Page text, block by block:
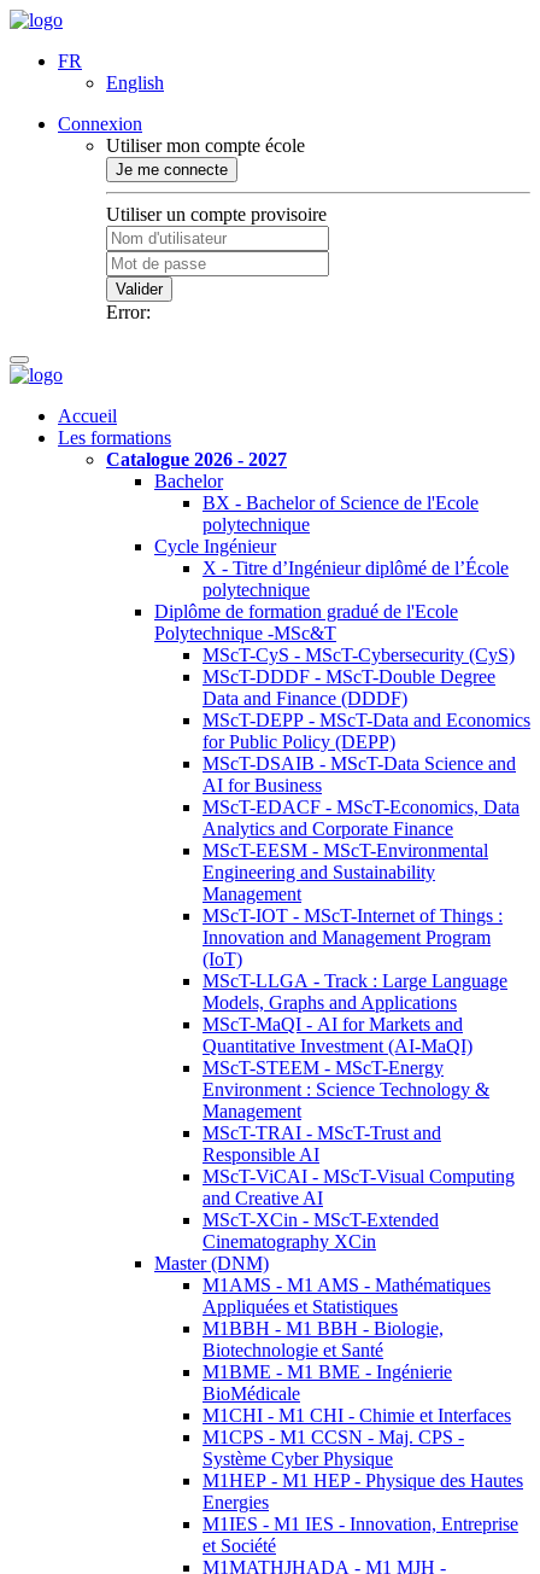
FR
English
Connexion
Utiliser mon compte école
Je me connecte
Utiliser un compte provisoire
Valider
Error:
Accueil
Les formations
Catalogue 2026 - 2027
Bachelor
BX - Bachelor of Science de l'Ecole
polytechnique
Cycle Ingénieur
X - Titre d’Ingénieur diplômé de l’École
polytechnique
Diplôme de formation gradué de l'Ecole
Polytechnique -MSc&T
MScT-CyS - MScT-Cybersecurity (CyS)
MScT-DDDF - MScT-Double Degree
Data and Finance (DDDF)
MScT-DEPP - MScT-Data and Economics
for Public Policy (DEPP)
MScT-DSAIB - MScT-Data Science and
AI for Business
MScT-EDACF - MScT-Economics, Data
Analytics and Corporate Finance
MScT-EESM - MScT-Environmental
Engineering and Sustainability
Management
MScT-IOT - MScT-Internet of Things :
Innovation and Management Program
(IoT)
MScT-LLGA - Track : Large Language
Models, Graphs and Applications
MScT-MaQI - AI for Markets and
Quantitative Investment (AI-MaQI)
MScT-STEEM - MScT-Energy
Environment : Science Technology &
Management
MScT-TRAI - MScT-Trust and
Responsible AI
MScT-ViCAI - MScT-Visual Computing
and Creative AI
MScT-XCin - MScT-Extended
Cinematography XCin
Master (DNM)
M1AMS - M1 AMS - Mathématiques
Appliquées et Statistiques
M1BBH - M1 BBH - Biologie,
Biotechnologie et Santé
M1BME - M1 BME - Ingénierie
BioMédicale
M1CHI - M1 CHI - Chimie et Interfaces
M1CPS - M1 CCSN - Maj. CPS -
Système Cyber Physique
M1HEP - M1 HEP - Physique des Hautes
Energies
M1IES - M1 IES - Innovation, Entreprise
et Société
M1MATHJHADA - M1 MJH -